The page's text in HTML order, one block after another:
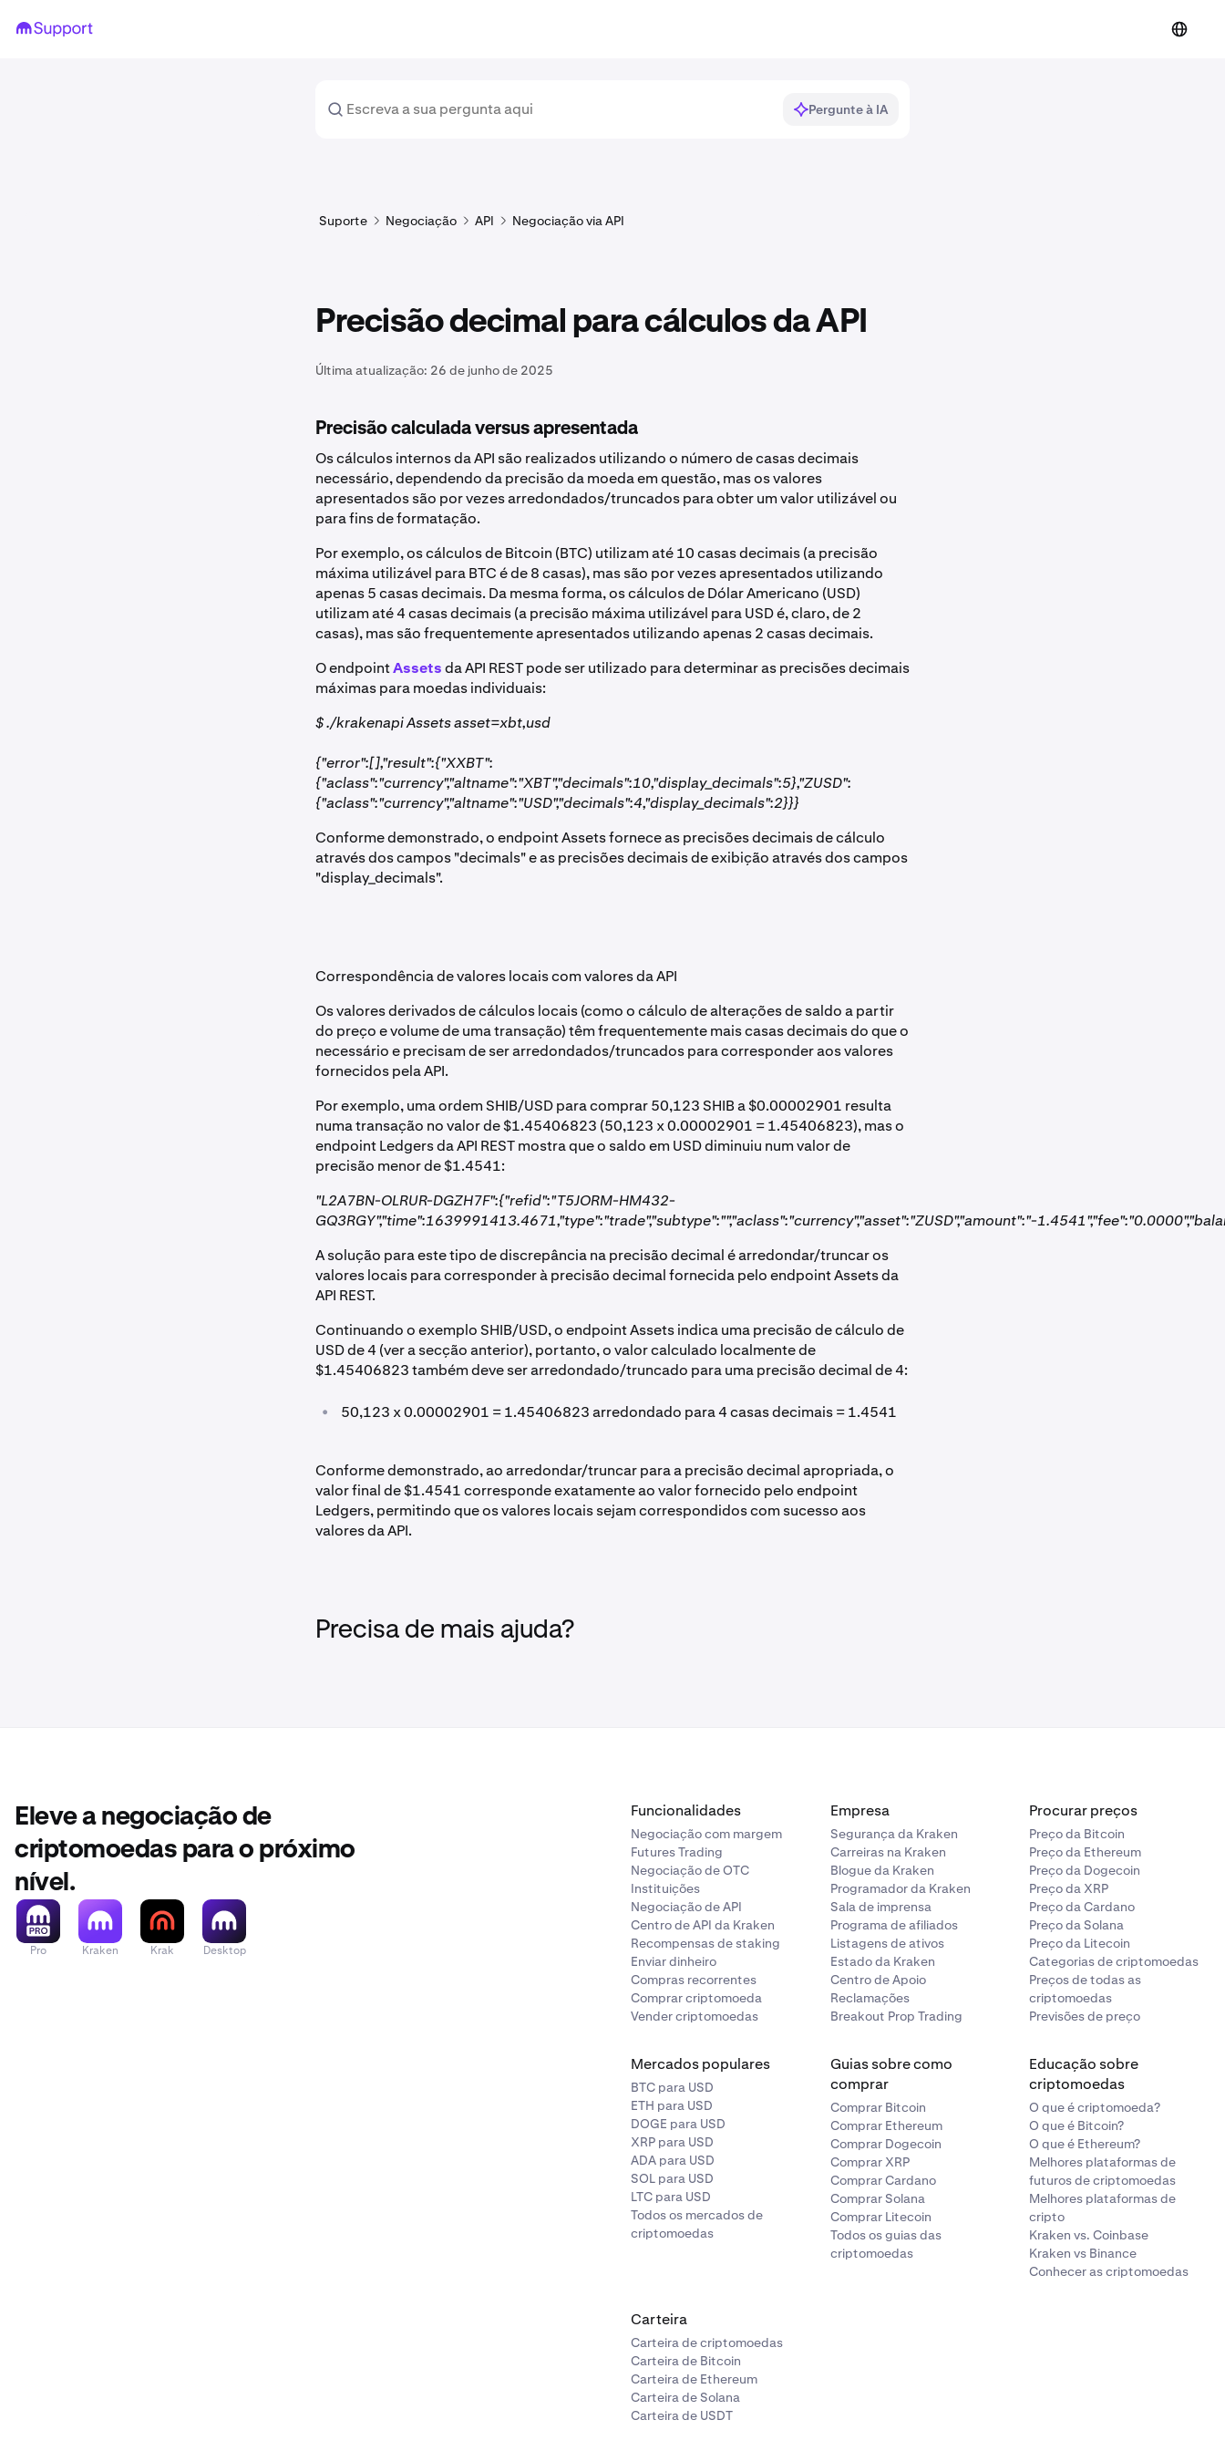
Pergunte à IA
Suporte Negociação API Negociação via API
Precisão decimal para cálculos da API
Última atualização: 26 de junho de 2025
Precisão calculada versus apresentada
Os cálculos internos da API são realizados utilizando o número de casas decimais
necessário, dependendo da precisão da moeda em questão, mas os valores
apresentados são por vezes arredondados/truncados para obter um valor utilizável ou
para fins de formatação.
Por exemplo, os cálculos de Bitcoin (BTC) utilizam até 10 casas decimais (a precisão
máxima utilizável para BTC é de 8 casas), mas são por vezes apresentados utilizando
apenas 5 casas decimais. Da mesma forma, os cálculos de Dólar Americano (USD)
utilizam até 4 casas decimais (a precisão máxima utilizável para USD é, claro, de 2
casas), mas são frequentemente apresentados utilizando apenas 2 casas decimais.
O endpointAssetsda API REST pode ser utilizado para determinar as precisões decimais
máximas para moedas individuais:
$ ./krakenapi Assets asset=xbt,usd
{"error":[],"result":{"XXBT":
{"aclass":"currency","altname":"XBT","decimals":10,"display_decimals":5},"ZUSD":
{"aclass":"currency","altname":"USD","decimals":4,"display_decimals":2}}}
Conforme demonstrado, o endpoint Assets fornece as precisões decimais de cálculo
através dos campos "decimals" e as precisões decimais de exibição através dos campos
"display_decimals".
Correspondência de valores locais com valores da API
Os valores derivados de cálculos locais (como o cálculo de alterações de saldo a partir
do preço e volume de uma transação) têm frequentemente mais casas decimais do que o
necessário e precisam de ser arredondados/truncados para corresponder aos valores
fornecidos pela API.
Por exemplo, uma ordem SHIB/USD para comprar 50,123 SHIB a $0.00002901 resulta
numa transação no valor de $1.45406823 (50,123 x 0.00002901 = 1.45406823), mas o
endpoint Ledgers da API REST mostra que o saldo em USD diminuiu num valor de
precisão menor de $1.4541:
"L2A7BN-OLRUR-DGZH7F":{"refid":"T5JORM-HM432-
GQ3RGY","time":1639991413.4671,"type":"trade","subtype":"","aclass":"currency","asset":"ZUSD","amount":"-
A solução para este tipo de discrepância na precisão decimal é arredondar/truncar os
valores locais para corresponder à precisão decimal fornecida pelo endpoint Assets da
API REST.
Continuando o exemplo SHIB/USD, o endpoint Assets indica uma precisão de cálculo de
USD de 4 (ver a secção anterior), portanto, o valor calculado localmente de
$1.45406823 também deve ser arredondado/truncado para uma precisão decimal de 4:
• 50,123 x 0.00002901 = 1.45406823 arredondado para 4 casas decimais = 1.4541
Conforme demonstrado, ao arredondar/truncar para a precisão decimal apropriada, o
valor final de $1.4541 corresponde exatamente ao valor fornecido pelo endpoint
Ledgers, permitindo que os valores locais sejam correspondidos com sucesso aos
valores da API.
Precisa de mais ajuda?
Eleve a negociação de
criptomoedas para o próximo
nível.
Pro Kraken Krak Desktop
Funcionalidades
Negociação com margem
Futures Trading
Negociação de OTC
Instituições
Negociação de API
Centro de API da Kraken
Recompensas de staking
Enviar dinheiro
Compras recorrentes
Comprar criptomoeda
Vender criptomoedas
Empresa
Segurança da Kraken
Carreiras na Kraken
Blogue da Kraken
Programador da Kraken
Sala de imprensa
Programa de afiliados
Listagens de ativos
Estado da Kraken
Centro de Apoio
Reclamações
Breakout Prop Trading
Procurar preços
Preço da Bitcoin
Preço da Ethereum
Preço da Dogecoin
Preço da XRP
Preço da Cardano
Preço da Solana
Preço da Litecoin
Categorias de criptomoedas
Preços de todas as
criptomoedas
Previsões de preço
Mercados populares
BTC para USD
ETH para USD
DOGE para USD
XRP para USD
ADA para USD
SOL para USD
LTC para USD
Todos os mercados de
criptomoedas
Guias sobre como
comprar
Comprar Bitcoin
Comprar Ethereum
Comprar Dogecoin
Comprar XRP
Comprar Cardano
Comprar Solana
Comprar Litecoin
Todos os guias das
criptomoedas
Educação sobre
criptomoedas
O que é criptomoeda?
O que é Bitcoin?
O que é Ethereum?
Melhores plataformas de
futuros de criptomoedas
Melhores plataformas de
cripto
Kraken vs. Coinbase
Kraken vs Binance
Conhecer as criptomoedas
Carteira
Carteira de criptomoedas
Carteira de Bitcoin
Carteira de Ethereum
Carteira de Solana
Carteira de USDT